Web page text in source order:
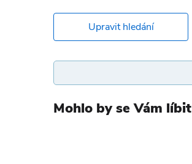
Upravit hledání
Mohlo by se Vám líbit